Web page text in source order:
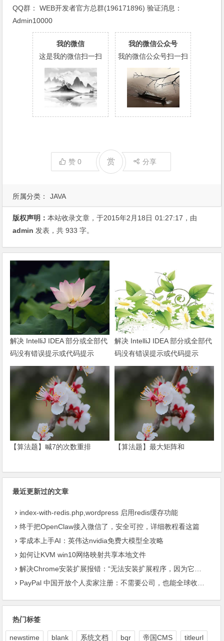
所属分类： JAVA
QQ群：WEB开发者官方总群(196171896) 验证消息：
Admin10000
我的微信
这是我的微信扫一扫
我的微信公众号
我的微信公众号扫一扫
赞0 赏 分享
版权声明：本站收录文章，于2015年2月18日 01:27:17 ，由
admin 发表，共 933 字。
解决 IntelliJ IDEA 部分或全部代
码没有错误提示或代码提示
解决 IntelliJ IDEA 部分或全部代
码没有错误提示或代码提示
【算法题】喊7的次数重排 【算法题】最大矩阵和
最近更新过的文章
index-with-redis.php,wordpress 启用redis缓存功能
终于把OpenClaw接入微信了，安全可控，详细教程看这篇
零成本上手AI：英伟达nvidia免费大模型全攻略
如何让KVM win10网络映射共享本地文件
解决Chrome安装扩展报错：“无法安装扩展程序，因为它使用了不受支持的清单版本“
PayPal 中国开放个人卖家注册：不需要公司，也能全球收款了
热门标签
newstime blank 系统文档 bqr 帝国CMS titleurl